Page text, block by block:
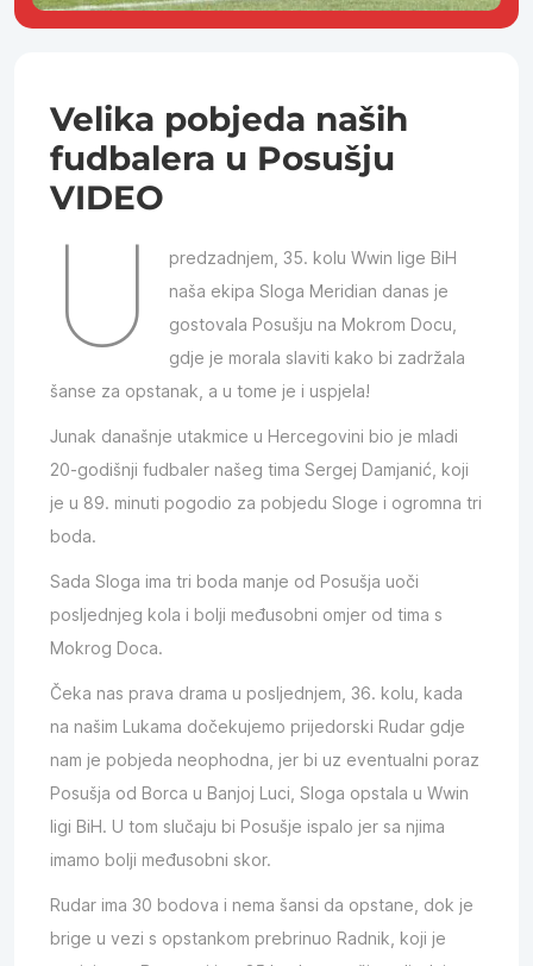
Velika pobjeda naših
fudbalera u Posušju
VIDEO
U
predzadnjem, 35. kolu Wwin lige BiH
naša ekipa Sloga Meridian danas je
gostovala Posušju na Mokrom Docu,
gdje je morala slaviti kako bi zadržala
šanse za opstanak, a u tome je i uspjela!
Junak današnje utakmice u Hercegovini bio je mladi
20-godišnji fudbaler našeg tima Sergej Damjanić, koji
je u 89. minuti pogodio za pobjedu Sloge i ogromna tri
boda.
Sada Sloga ima tri boda manje od Posušja uoči
posljednjeg kola i bolji međusobni omjer od tima s
Mokrog Doca.
Čeka nas prava drama u posljednjem, 36. kolu, kada
na našim Lukama dočekujemo prijedorski Rudar gdje
nam je pobjeda neophodna, jer bi uz eventualni poraz
Posušja od Borca u Banjoj Luci, Sloga opstala u Wwin
ligi BiH. U tom slučaju bi Posušje ispalo jer sa njima
imamo bolji međusobni skor.
Rudar ima 30 bodova i nema šansi da opstane, dok je
brige u vezi s opstankom prebrinuo Radnik, koji je